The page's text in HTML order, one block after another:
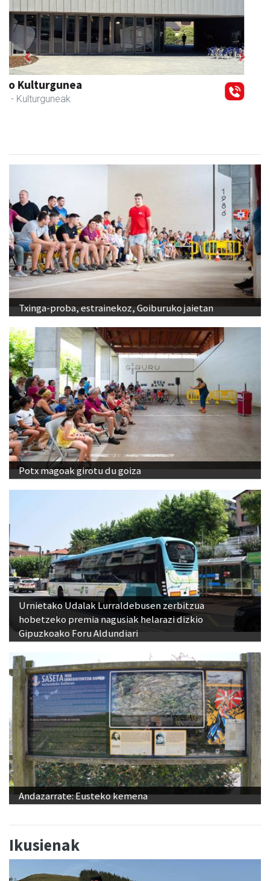
Ondarreta taberna
Andoain - Tabernak
Previous Next
Txinga-proba, estrainekoz, Goiburuko jaietan
Potx magoak girotu du goiza
Urnietako Udalak Lurraldebusen zerbitzua
hobetzeko premia nagusiak helarazi dizkio
Gipuzkoako Foru Aldundiari
Andazarrate: Eusteko kemena
Ikusienak